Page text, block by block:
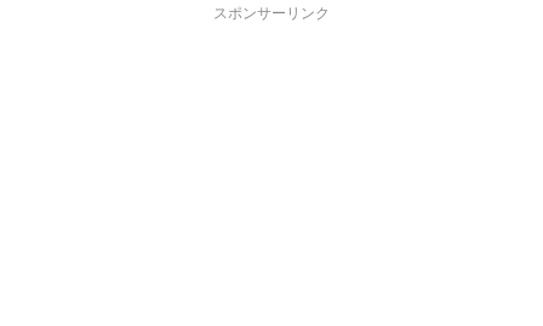
スポンサーリンク